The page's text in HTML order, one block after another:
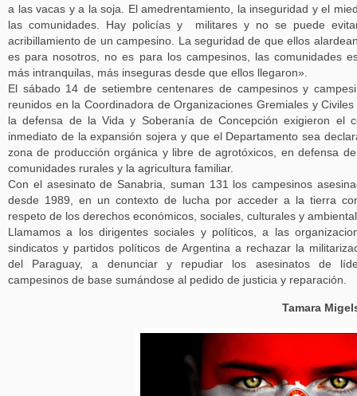
a las vacas y a la soja. El amedrentamiento, la inseguridad y el
las comunidades. Hay policías y militares y no se puede
acribillamiento de un campesino. La seguridad de que ellos
es para nosotros, no es para los campesinos, las comunidades
más intranquilas, más inseguras desde que ellos llegaron».
El sábado 14 de setiembre centenares de campesinos y
reunidos en la Coordinadora de Organizaciones Gremiales y Civiles
la defensa de la Vida y Soberanía de Concepción exigieron el
inmediato de la expansión sojera y que el Departamento sea
zona de producción orgánica y libre de agrotóxicos, en defensa
comunidades rurales y la agricultura familiar.
Con el asesinato de Sanabria, suman 131 los campesinos
desde 1989, en un contexto de lucha por acceder a la tierra
respeto de los derechos económicos, sociales, culturales y
Llamamos a los dirigentes sociales y políticos, a las
sindicatos y partidos políticos de Argentina a rechazar la
del Paraguay, a denunciar y repudiar los asesinatos de
campesinos de base sumándose al pedido de justicia y reparación.
Tamara